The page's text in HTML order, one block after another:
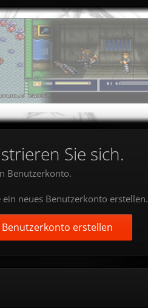
Sie sich.
Benutzerkonto.
ein neues Benutzerkonto erstellen.
Benutzerkonto erstellen